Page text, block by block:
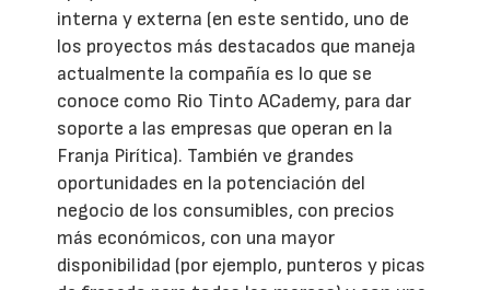
interna y externa (en este sentido, uno de
los proyectos más destacados que maneja
actualmente la compañía es lo que se
conoce como Rio Tinto ACademy, para dar
soporte a las empresas que operan en la
Franja Pirítica). También ve grandes
oportunidades en la potenciación del
negocio de los consumibles, con precios
más económicos, con una mayor
disponibilidad (por ejemplo, punteros y picas